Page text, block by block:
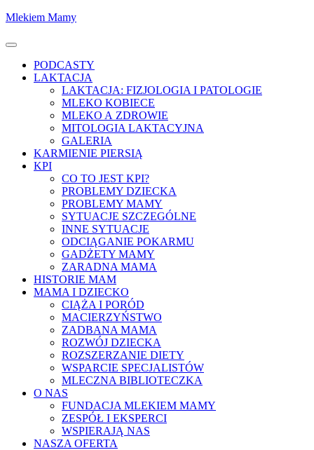
Skocz
treści
Mlekiem Mamy
Menu
PODCASTY
LAKTACJA
LAKTACJA: FIZJOLOGIA I PATOLOGIE
MLEKO KOBIECE
MLEKO A ZDROWIE
MITOLOGIA LAKTACYJNA
GALERIA
KARMIENIE PIERSIĄ
KPI
CO TO JEST KPI?
PROBLEMY DZIECKA
PROBLEMY MAMY
SYTUACJE SZCZEGÓLNE
INNE SYTUACJE
ODCIĄGANIE POKARMU
GADŻETY MAMY
ZARADNA MAMA
HISTORIE MAM
MAMA I DZIECKO
CIĄŻA I PORÓD
MACIERZYŃSTWO
ZADBANA MAMA
ROZWÓJ DZIECKA
ROZSZERZANIE DIETY
WSPARCIE SPECJALISTÓW
MLECZNA BIBLIOTECZKA
O NAS
FUNDACJA MLEKIEM MAMY
ZESPÓŁ I EKSPERCI
WSPIERAJĄ NAS
NASZA OFERTA